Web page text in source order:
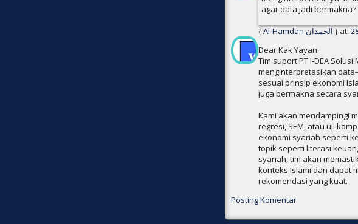
agar data jadi bermakna?
{
Al-Hamdan الحمدان} at:
Dear Kak Yayan.
Tim suport PT I‑DEA
menginterpretasikan
sesuai prinsip ekonomi
juga bermakna secara
Kami akan mendampingi
regresi, SEM, atau uji
ekonomi syariah seperti
topik seperti literasi
syariah, tim akan
konteks Islami dan dapat
rekomendasi yang kuat.
Posting Komentar